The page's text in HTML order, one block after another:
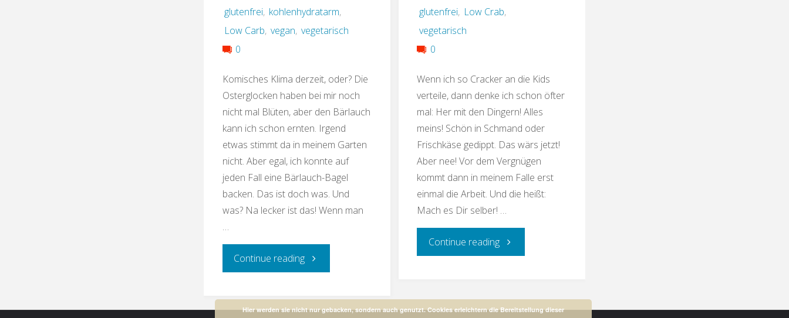
glutenfrei, kohlenhydratarm,
Low Carb, vegan, vegetarisch
0
Komisches Klima derzeit, oder? Die
Osterglocken haben bei mir noch
nicht mal Blüten, aber den Bärlauch
kann ich schon ernten. Irgend
etwas stimmt da in meinem Garten
nicht. Aber egal, ich konnte auf
jeden Fall eine Bärlauch-Bagel
backen. Das ist doch was. Und
was? Na lecker ist das! Wenn man
…
Continue reading"Bärlauch-
(Low
glutenfrei, Low Crab,
vegetarisch
0
Wenn ich so Cracker an die Kids
verteile, dann denke ich schon öfter
mal: Her mit den Dingern! Alles
meins! Schön in Schmand oder
Frischkäse gedippt. Das wärs jetzt!
Aber nee! Vor dem Vergnügen
kommt dann in meinem Falle erst
einmal die Arbeit. Und die heißt:
Mach es Dir selber! …
Continue reading"Bärlauch-
(Low
Hier werden sie nicht nur gebacken, sondern auch genutzt. Cookies erleichtern die Bereitstellung dieser